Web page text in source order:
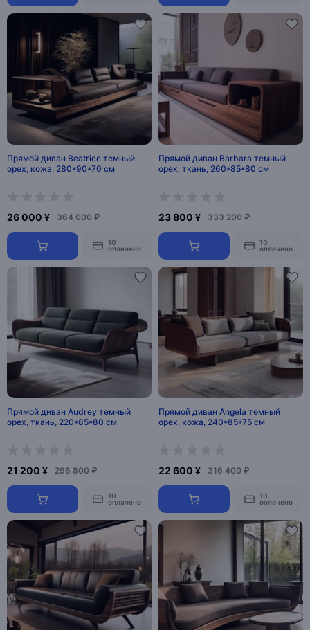
Прямой диван Beatrice темный
орех, кожа, 280*90*70 см
26 000 ¥ 364 000 ₽
10
оплачено
Прямой диван Barbara темный
орех, ткань, 260*85*80 см
23 800 ¥ 333 200 ₽
10
оплачено
Прямой диван Audrey темный
орех, ткань, 220*85*80 см
21 200 ¥ 296 800 ₽
10
оплачено
Прямой диван Angela темный
орех, кожа, 240*85*75 см
22 600 ¥ 316 400 ₽
10
оплачено